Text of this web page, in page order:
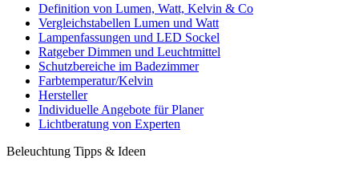
Definition von Lumen, Watt, Kelvin & Co
Vergleichstabellen Lumen und Watt
Lampenfassungen und LED Sockel
Ratgeber Dimmen und Leuchtmittel
Schutzbereiche im Badezimmer
Farbtemperatur/Kelvin
Hersteller
Individuelle Angebote für Planer
Lichtberatung von Experten
Beleuchtung Tipps & Ideen